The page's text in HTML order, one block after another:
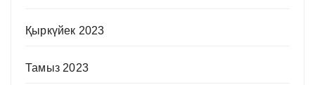
Қыркүйек 2023
Тамыз 2023